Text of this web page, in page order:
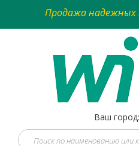
Продажа надежных
Ваш город: